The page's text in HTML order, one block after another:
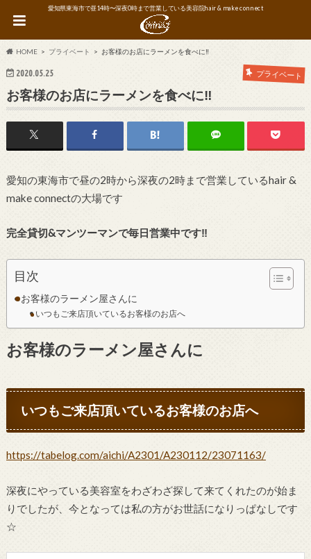
愛知県東海市で昼14時〜深夜0時まで営業している美容院hair & make connect
HOME プライベート お客様のお店にラーメンを食べに‼︎
2020.05.25 プライベート
お客様のお店にラーメンを食べに‼︎
愛知の東海市で昼の2時から深夜の2時まで営業しているhair &
make connectの大場です
完全貸切&マンツーマンで毎日営業中です‼︎
目次
お客様のラーメン屋さんに
いつもご来店頂いているお客様のお店へ
お客様のラーメン屋さんに
いつもご来店頂いているお客様のお店へ
https://tabelog.com/aichi/A2301/A230112/23071163/
深夜にやっている美容室をわざわざ探して来てくれたのが始ま
りでしたが、今となっては私の方がお世話になりっぱなしです
☆